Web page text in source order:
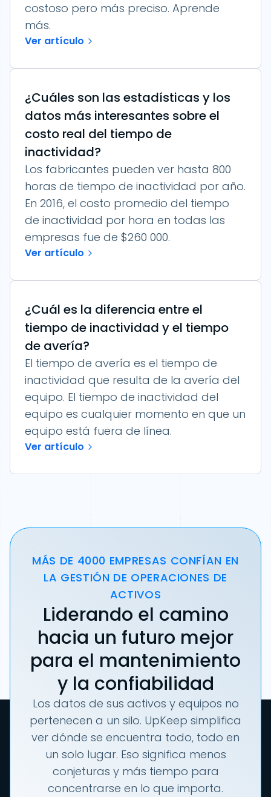
costoso pero más preciso. Aprende
más.
Ver artículo
¿Cuáles son las estadísticas y los
datos más interesantes sobre el
costo real del tiempo de
inactividad?
Los fabricantes pueden ver hasta 800
horas de tiempo de inactividad por año.
En 2016, el costo promedio del tiempo
de inactividad por hora en todas las
empresas fue de $260 000.
Ver artículo
¿Cuál es la diferencia entre el
tiempo de inactividad y el tiempo
de avería?
El tiempo de avería es el tiempo de
inactividad que resulta de la avería del
equipo. El tiempo de inactividad del
equipo es cualquier momento en que un
equipo está fuera de línea.
Ver artículo
MÁS DE 4000 EMPRESAS CONFÍAN EN
LA GESTIÓN DE OPERACIONES DE
ACTIVOS
Liderando el camino
hacia un futuro mejor
para el mantenimiento
y la confiabilidad
Los datos de sus activos y equipos no
pertenecen a un silo. UpKeep simplifica
ver dónde se encuentra todo, todo en
un solo lugar. Eso significa menos
conjeturas y más tiempo para
concentrarse en lo que importa.